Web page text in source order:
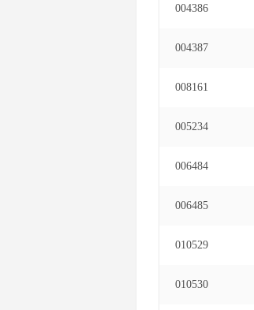
004386
004387
008161
005234
006484
006485
010529
010530